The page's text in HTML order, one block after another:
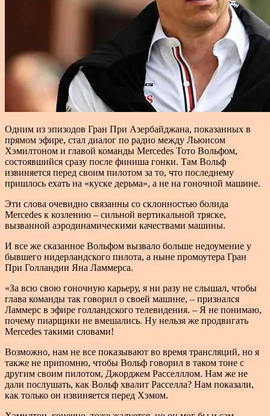
Одним из эпизодов Гран При Азербайджана, показанных в
прямом эфире, стал диалог по радио между Льюисом
Хэмилтоном и главой команды Mercedes Тото Вольфом,
состоявшийся сразу после финиша гонки. Там Вольф
извиняется перед своим пилотом за то, что последнему
пришлось ехать на «куске дерьма», а не на гоночной машине.
Эти слова очевидно связанны со склонностью болида
Mercedes к козлению – сильной вертикальной тряске,
вызванной аэродинамическими качествами машины.
И все же сказанное Вольфом вызвало больше недоумение у
бывшего нидерландского пилота, а ныне промоутера Гран
При Голландии Яна Ламмерса.
«За всю свою гоночную карьеру, я ни разу не слышал, чтобы
глава команды так говорил о своей машине, – признался
Ламмерс в эфире голландского телевидения. – Я не понимаю,
почему пиарщики не вмешались. Ну нельзя же продвигать
Mercedes такими словами!
Возможно, нам не все показывают во время трансляций, но я
также не припомню, чтобы Вольф говорил в таком тоне с
другим своим пилотом, Джорджем Расселллом. Нам же не
дали послушать, как Вольф хвалит Расселла? Нам показали,
как только он извиняется перед Хэмом.